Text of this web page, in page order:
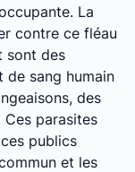
La
contre ce fléau
sont des
de sang humain
des
parasites
publics
et les